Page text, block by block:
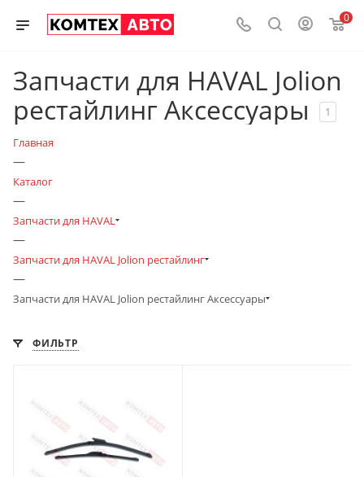
0
Запчасти для HAVAL Jolion
рестайлинг Аксессуары
1
Главная
—
Каталог
—
Запчасти для HAVAL
—
Запчасти для HAVAL Jolion рестайлинг
—
Запчасти для HAVAL Jolion рестайлинг Аксессуары
ФИЛЬТР